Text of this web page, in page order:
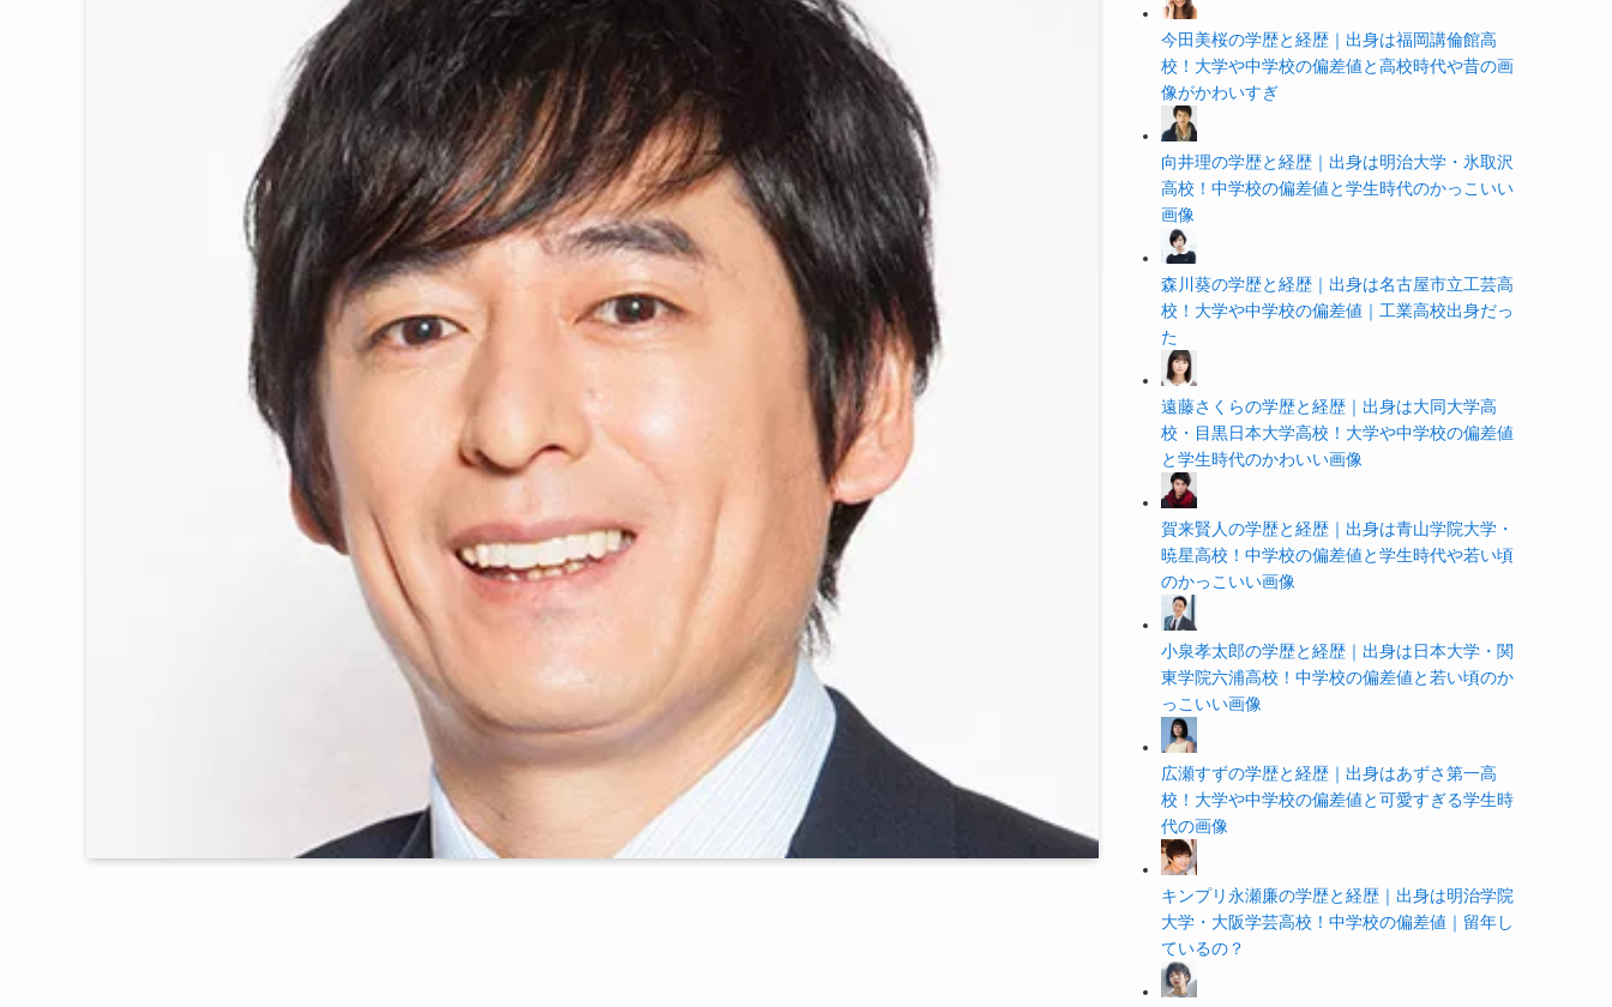
今田美桜の学歴と経歴｜出身は福岡講倫館高
校！大学や中学校の偏差値と高校時代や昔の画
像がかわいすぎ
向井理の学歴と経歴｜出身は明治大学・氷取沢
高校！中学校の偏差値と学生時代のかっこいい
画像
森川葵の学歴と経歴｜出身は名古屋市立工芸高
校！大学や中学校の偏差値｜工業高校出身だっ
た
遠藤さくらの学歴と経歴｜出身は大同大学高
校・目黒日本大学高校！大学や中学校の偏差値
と学生時代のかわいい画像
賀来賢人の学歴と経歴｜出身は青山学院大学・
暁星高校！中学校の偏差値と学生時代や若い頃
のかっこいい画像
小泉孝太郎の学歴と経歴｜出身は日本大学・関
東学院六浦高校！中学校の偏差値と若い頃のか
っこいい画像
広瀬すずの学歴と経歴｜出身はあずさ第一高
校！大学や中学校の偏差値と可愛すぎる学生時
代の画像
キンプリ永瀬廉の学歴と経歴｜出身は明治学院
大学・大阪学芸高校！中学校の偏差値｜留年し
ているの？